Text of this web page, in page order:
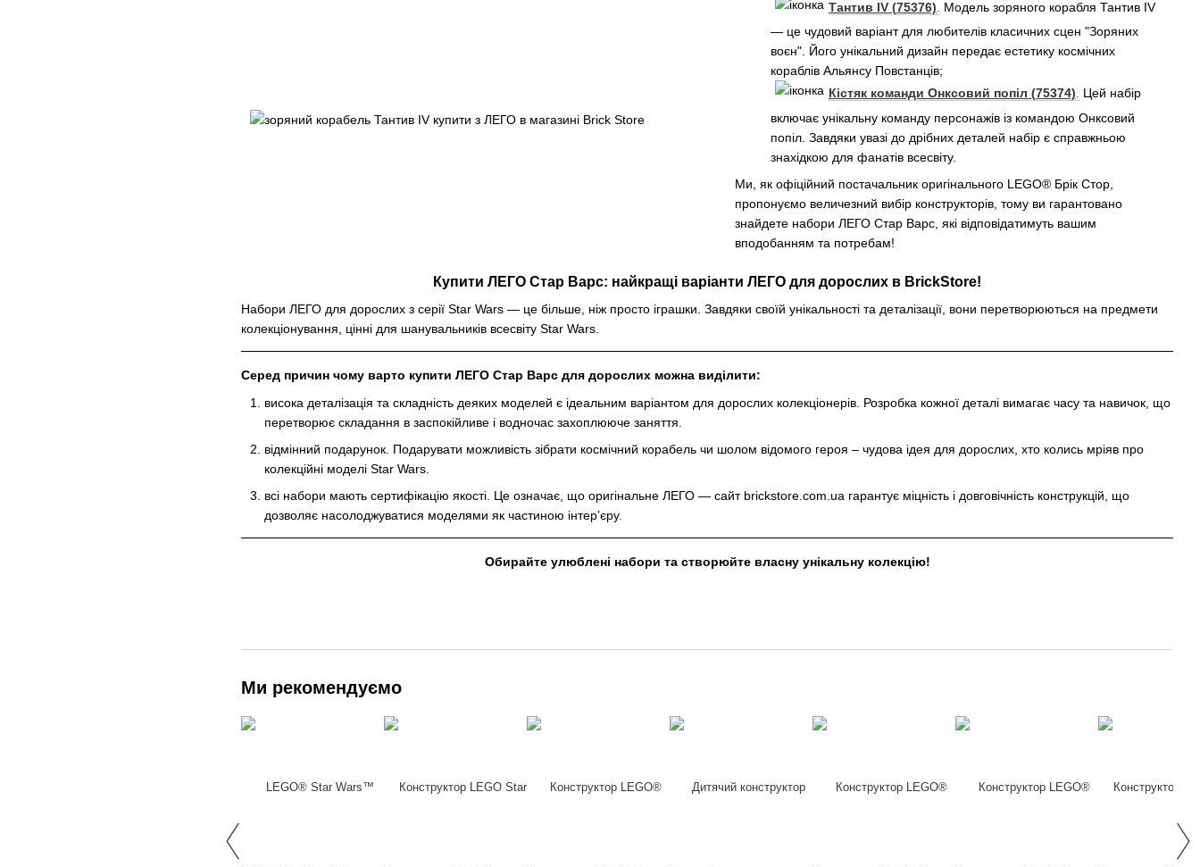
Тантив IV (75376)
Модель зоряного корабля Тантив IV
— це чудовий варіант для любителів класичних сцен "Зоряних
воєн". Його унікальний дизайн передає естетику космічних
кораблів Альянсу Повстанців;
Кістяк команди Онксовий попіл (75374). Цей набір
включає унікальну команду персонажів із командою Онксовий
попіл. Завдяки увазі до дрібних деталей набір є справжньою
знахідкою для фанатів всесвіту.
Ми, як офіційний постачальник оригінального LEGO® Брік Стор,
пропонуємо величезний вибір конструкторів, тому ви гарантовано
знайдете набори ЛЕГО Стар Варс, які відповідатимуть вашим
вподобанням та потребам!
Купити ЛЕГО Стар Варс: найкращі варіанти ЛЕГО для дорослих в BrickStore!
Набори ЛЕГО для дорослих з серії Star Wars — це більше, ніж просто іграшки. Завдяки своїй унікальності та деталізації, вони перетворюються на предмети
колекціонування, цінні для шанувальників всесвіту Star Wars.
Серед причин чому варто купити ЛЕГО Стар Варс для дорослих можна виділити:
висока деталізація та складність деяких моделей є ідеальним варіантом для дорослих колекціонерів. Розробка кожної деталі вимагає часу та навичок, що
перетворює складання в заспокійливе і водночас захоплююче заняття.
відмінний подарунок. Подарувати можливість зібрати космічний корабель чи шолом відомого героя – чудова ідея для дорослих, хто колись мріяв про
колекційні моделі Star Wars.
всі набори мають сертифікацію якості. Це означає, що оригінальне ЛЕГО — сайт brickstore.com.ua гарантує міцність і довговічність конструкцій, що
дозволяє насолоджуватися моделями як частиною інтер’єру.
Обирайте улюблені набори та створюйте власну унікальну колекцію!
Ми рекомендуємо